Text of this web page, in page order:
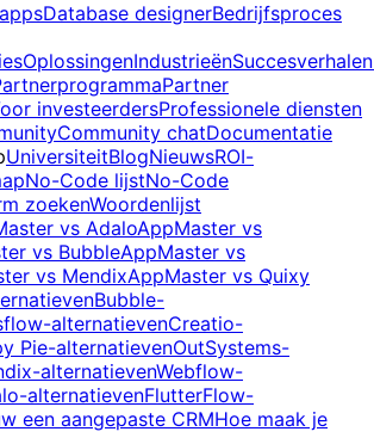
Database designerBedrijfsproces
OplossingenIndustrieënSuccesverhalen
Partner
investeerdersProfessionele diensten
Community chatDocumentatie
UniversiteitBlogNieuwsROI-
No-Code lijstNo-Code
zoekenWoordenlijst
vs AdaloAppMaster vs
vs BubbleAppMaster vs
vs MendixAppMaster vs Quixy
Bubble-
alternatievenCreatio-
Pie-alternatievenOutSystems-
alternatievenWebflow-
alternatievenFlutterFlow-
een aangepaste CRMHoe maak je